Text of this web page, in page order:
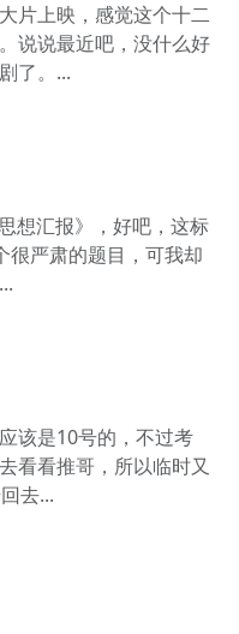
片上映，感觉这个十二
说说最近吧，没什么好
了。...
想汇报》，好吧，这标
严肃的题目，可我却
该是10号的，不过考
看看推哥，所以临时又
去...